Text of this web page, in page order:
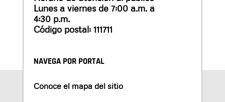
Lunes a viernes de 7:00 a.m. a
4:30 p.m.
Código postal: 111711
NAVEGA POR PORTAL
Conoce el mapa del sitio